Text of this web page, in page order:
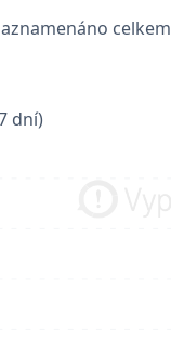
celkem
dní)